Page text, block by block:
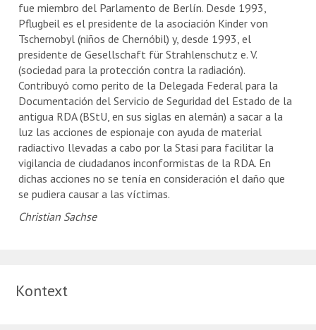
fue miembro del Parlamento de Berlín. Desde 1993,
Pflugbeil es el presidente de la asociación Kinder von
Tschernobyl (niños de Chernóbil) y, desde 1993, el
presidente de Gesellschaft für Strahlenschutz e. V.
(sociedad para la protección contra la radiación).
Contribuyó como perito de la Delegada Federal para la
Documentación del Servicio de Seguridad del Estado de la
antigua RDA (BStU, en sus siglas en alemán) a sacar a la
luz las acciones de espionaje con ayuda de material
radiactivo llevadas a cabo por la Stasi para facilitar la
vigilancia de ciudadanos inconformistas de la RDA. En
dichas acciones no se tenía en consideración el daño que
se pudiera causar a las víctimas.
Christian Sachse
Kontext